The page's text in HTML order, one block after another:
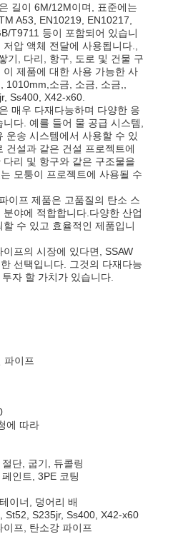
길이 6M/12M이며, 표준에는
A53, EN10219, EN10217,
T9711 등이 포함되어 있습니
압 액체 전달에 사용됩니다.,
기, 다리, 항구, 도로 및 건물 구
제품에 대한 사용 가능한 사
소금, 소금, 소금,,
Ss400, X42-x60.
매우 다재다능하며 다양한 응
다. 예를 들어 물 공급 시스템,
운송 시스템에서 사용할 수 있
건설과 같은 건설 프로젝트에
리 및 항구와 같은 구조물을
모퉁이 프로젝트에 사용될 수
이프 제품은 고품질의 탄소 스
야에 적합합니다.다양한 산업
수 있고 효율적인 제품입니
프의 시장에 있다면, SSAW
선택입니다. 그것의 다재다능
자 할 가치가 있습니다.
파이프
에 따라
단, 굽기, 듀콜링
인트, 3PE 코팅
이너, 덩어리 배
St52, S235jr, Ss400, X42-x60
프, 탄소강 파이프